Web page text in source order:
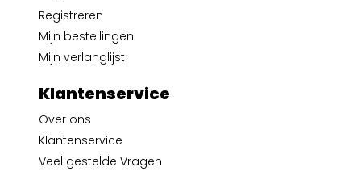
Registreren
Mijn bestellingen
Mijn verlanglijst
Klantenservice
Over ons
Klantenservice
Veel gestelde Vragen